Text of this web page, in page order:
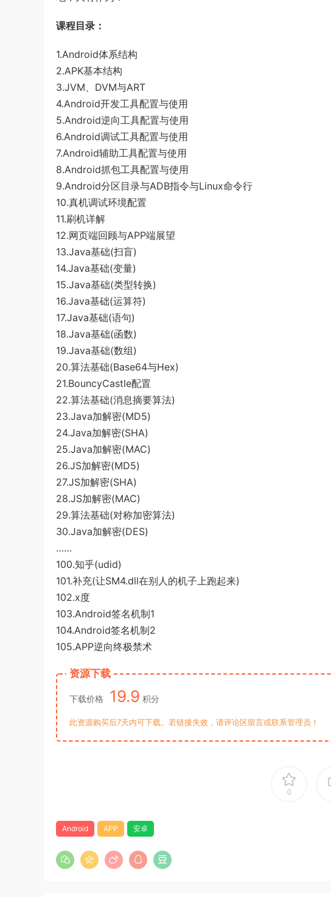
课程目录：
1.Android体系结构
2.APK基本结构
3.JVM、DVM与ART
4.Android开发工具配置与使用
5.Android逆向工具配置与使用
6.Android调试工具配置与使用
7.Android辅助工具配置与使用
8.Android抓包工具配置与使用
9.Android分区目录与ADB指令与Linux命令行
10.真机调试环境配置
11.刷机详解
12.网页端回顾与APP端展望
13.Java基础(扫盲)
14.Java基础(变量)
15.Java基础(类型转换)
16.Java基础(运算符)
17.Java基础(语句)
18.Java基础(函数)
19.Java基础(数组)
20.算法基础(Base64与Hex)
21.BouncyCastle配置
22.算法基础(消息摘要算法)
23.Java加解密(MD5)
24.Java加解密(SHA)
25.Java加解密(MAC)
26.JS加解密(MD5)
27.JS加解密(SHA)
28.JS加解密(MAC)
29.算法基础(对称加密算法)
30.Java加解密(DES)
……
100.知乎(udid)
101.补充(让SM4.dll在别人的机子上跑起来)
102.x度
103.Android签名机制1
104.Android签名机制2
105.APP逆向终极禁术
资源下载
下载价格 19.9 积分
此资源购买后7天内可下载。若链接失效，请评论区留言或联系管理员！
0
Android APP 安卓